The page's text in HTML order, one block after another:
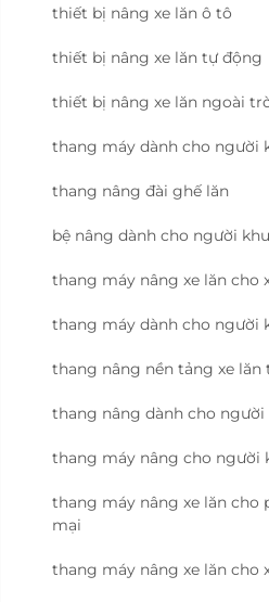
thiết bị nâng xe lăn ô tô
thiết bị nâng xe lăn tự động
thiết bị nâng xe lăn ngoài
thang máy dành cho người
thang nâng đài ghế lăn
bệ nâng dành cho người
thang máy nâng xe lăn cho
thang máy dành cho người
thang nâng nền tảng xe lăn
thang nâng dành cho
thang máy nâng cho người
thang máy nâng xe lăn cho
mại
thang máy nâng xe lăn cho